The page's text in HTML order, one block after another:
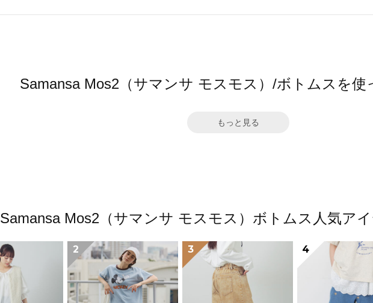
Samansa Mos2（サマンサ モスモス）/ボトムスを使
もっと見る
Samansa Mos2（サマンサ モスモス）ボトムス人気ア
2 3 4